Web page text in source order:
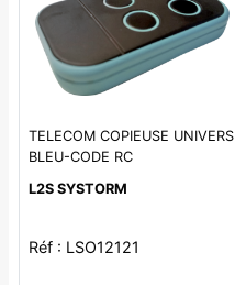
TELECOM COPIEUSE UNIVERS
BLEU-CODE RC
L2S SYSTORM
Réf : LSO12121